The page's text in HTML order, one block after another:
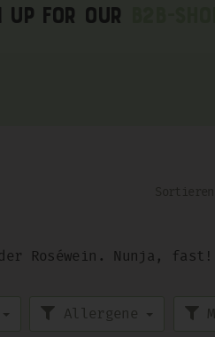
up for our
Roséwein. Nunja,
Allergene